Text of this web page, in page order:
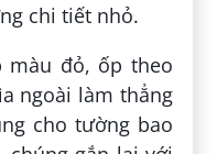
chi tiết nhỏ.
màu đỏ, ốp theo
ngoài làm thẳng
cho tường bao